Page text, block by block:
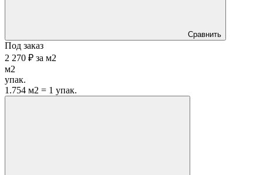
Сравнить
Под заказ
2 270 ₽ за м2
м2
упак.
1.754 м2 = 1 упак.